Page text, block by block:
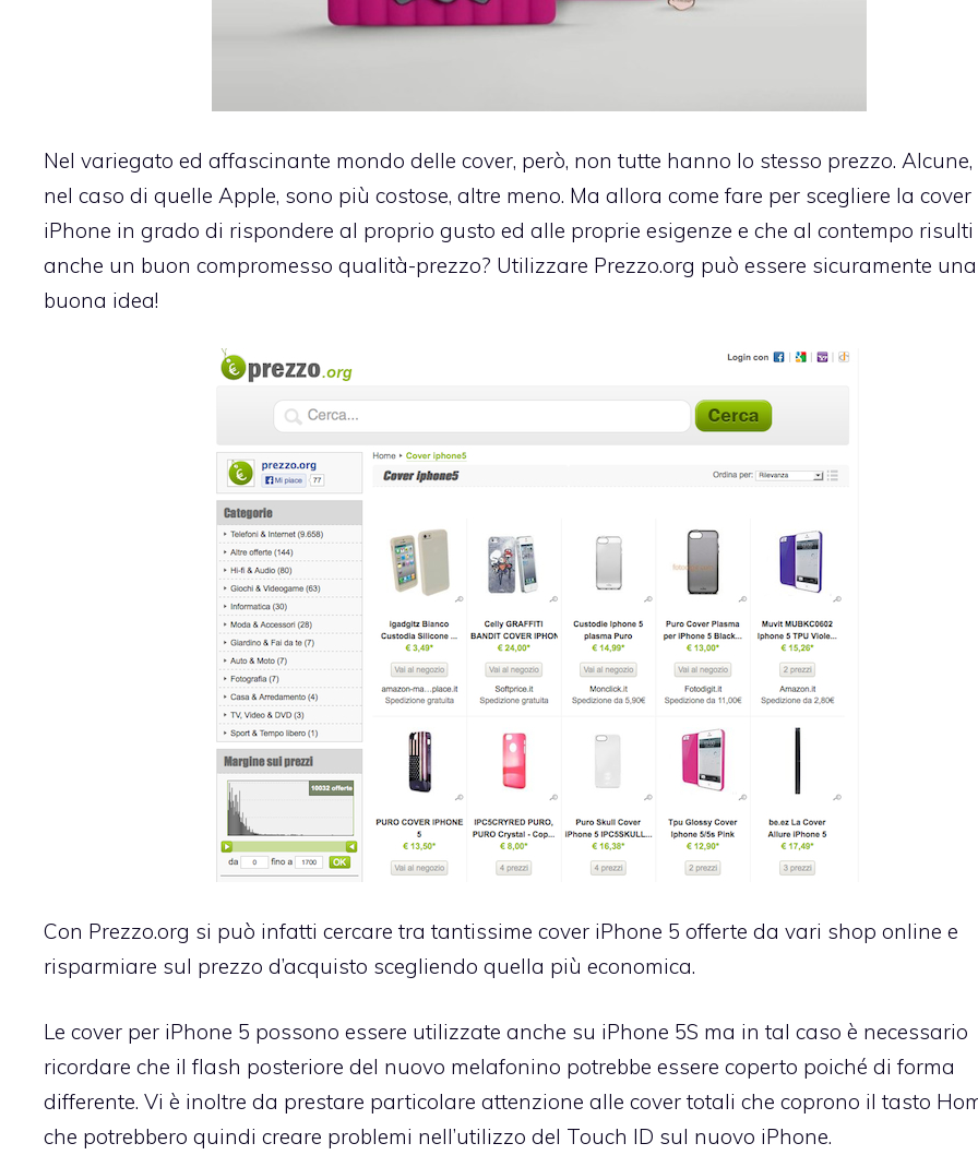
Nel variegato ed affascinante mondo delle cover, però, non tutte hanno lo stesso prezzo. Alcune,
nel caso di quelle Apple, sono più costose, altre meno. Ma allora come fare per scegliere la cover
iPhone in grado di rispondere al proprio gusto ed alle proprie esigenze e che al contempo risulti
anche un buon compromesso qualità-prezzo? Utilizzare Prezzo.org può essere sicuramente una
buona idea!
Con Prezzo.org si può infatti cercare tra tantissime cover iPhone 5 offerte da vari shop online e
risparmiare sul prezzo d’acquisto scegliendo quella più economica.
Le cover per iPhone 5 possono essere utilizzate anche su iPhone 5S ma in tal caso è necessario
ricordare che il flash posteriore del nuovo melafonino potrebbe essere coperto poiché di forma
differente. Vi è inoltre da prestare particolare attenzione alle cover totali che coprono il tasto
che potrebbero quindi creare problemi nell’utilizzo del Touch ID sul nuovo iPhone.